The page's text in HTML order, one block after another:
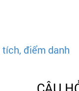
điểm danh